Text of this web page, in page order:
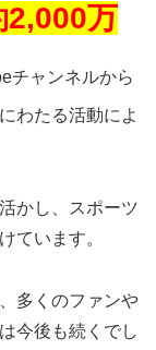
2,000万
チャンネルから
わたる活動によ
かし、スポーツ
ています。
多くのファンや
今後も続くでし